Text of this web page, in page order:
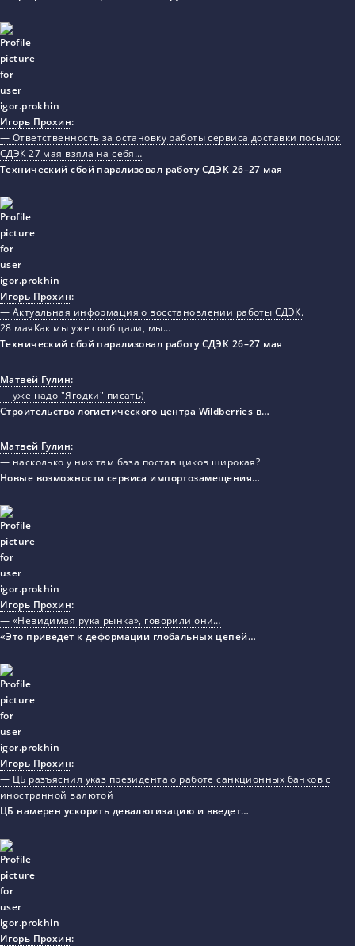
Игорь Прохин:
— Ответственность за остановку работы сервиса доставки посылок
СДЭК 27 мая взяла на себя…
Технический сбой парализовал работу СДЭК 26–27 мая
Игорь Прохин:
— Актуальная информация о восстановлении работы СДЭК.
28 маяКак мы уже сообщали, мы…
Технический сбой парализовал работу СДЭК 26–27 мая
Матвей Гулин:
— уже надо "Ягодки" писать)
Строительство логистического центра Wildberries в…
Матвей Гулин:
— насколько у них там база поставщиков широкая?
Новые возможности сервиса импортозамещения…
Игорь Прохин:
— «Невидимая рука рынка», говорили они…
«Это приведет к деформации глобальных цепей…
Игорь Прохин:
— ЦБ разъяснил указ президента о работе санкционных банков с
иностранной валютой
ЦБ намерен ускорить девалютизацию и введет…
Игорь Прохин: